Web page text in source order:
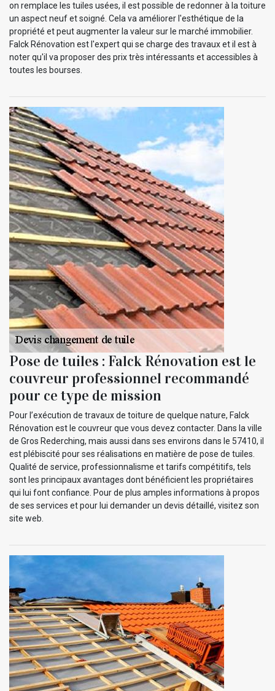
on remplace les tuiles usées, il est possible de redonner à la toiture
un aspect neuf et soigné. Cela va améliorer l'esthétique de la
propriété et peut augmenter la valeur sur le marché immobilier.
Falck Rénovation est l'expert qui se charge des travaux et il est à
noter qu'il va proposer des prix très intéressants et accessibles à
toutes les bourses.
Pose de tuiles : Falck Rénovation est le
couvreur professionnel recommandé
pour ce type de mission
Pour l’exécution de travaux de toiture de quelque nature, Falck
Rénovation est le couvreur que vous devez contacter. Dans la ville
de Gros Rederching, mais aussi dans ses environs dans le 57410, il
est plébiscité pour ses réalisations en matière de pose de tuiles.
Qualité de service, professionnalisme et tarifs compétitifs, tels
sont les principaux avantages dont bénéficient les propriétaires
qui lui font confiance. Pour de plus amples informations à propos
de ses services et pour lui demander un devis détaillé, visitez son
site web.